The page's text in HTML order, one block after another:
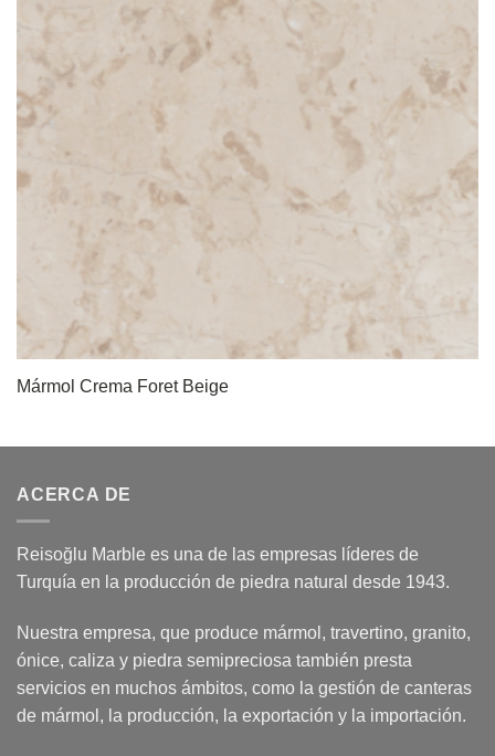
Mármol Crema Foret Beige
ACERCA DE
Reisoğlu Marble es una de las empresas líderes de
Turquía en la producción de piedra natural desde 1943.
Nuestra empresa, que produce mármol, travertino, granito,
ónice, caliza y piedra semipreciosa también presta
servicios en muchos ámbitos, como la gestión de canteras
de mármol, la producción, la exportación y la importación.